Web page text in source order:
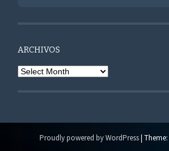
ARCHIVOS
Archivos
Proudly powered by WordPress |